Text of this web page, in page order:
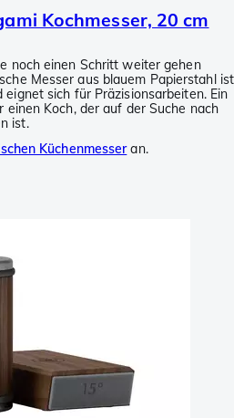
Kochmesser, 20 cm
noch einen Schritt weiter gehen
Messer aus blauem Papierstahl ist
sich für Präzisionsarbeiten. Ein
einen Koch, der auf der Suche nach
ist.
Küchenmesseran.